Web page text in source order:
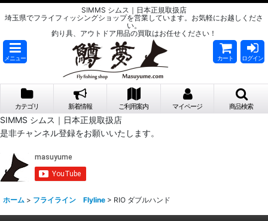
SIMMS シムス｜日本正規取扱店
埼玉県でフライフィッシングショップを営業しています。お気軽にお越しくださ
い。
釣り具、アウトドア用品の買取はお任せください！
メニュー カート ログイン
カテゴリ 新着情報 ご利用案内 マイページ 商品検索
SIMMS シムス｜日本正規取扱店
是非チャンネル登録をお願いいたします。
ホーム > フライライン Flyline > RIO ダブルハンド